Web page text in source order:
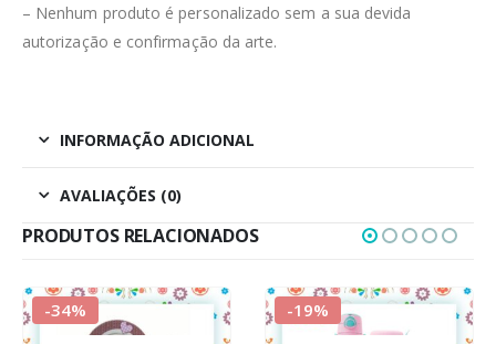
– Nenhum produto é personalizado sem a sua devida
autorização e confirmação da arte.
INFORMAÇÃO ADICIONAL
AVALIAÇÕES (0)
PRODUTOS RELACIONADOS
-34% -19%